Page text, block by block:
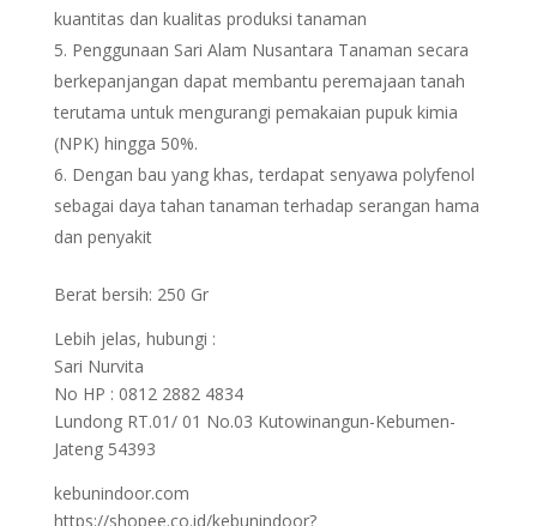
kuantitas dan kualitas produksi tanaman
Penggunaan Sari Alam Nusantara Tanaman secara
berkepanjangan dapat membantu peremajaan tanah
terutama untuk mengurangi pemakaian pupuk kimia
(NPK) hingga 50%.
Dengan bau yang khas, terdapat senyawa polyfenol
sebagai daya tahan tanaman terhadap serangan hama
dan penyakit
Berat bersih: 250 Gr
Lebih jelas, hubungi :
Sari Nurvita
No HP : 0812 2882 4834
Lundong RT.01/ 01 No.03 Kutowinangun-Kebumen-
Jateng 54393
kebunindoor.com
https://shopee.co.id/kebunindoor?